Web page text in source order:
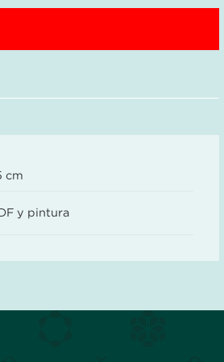
cm
y pintura